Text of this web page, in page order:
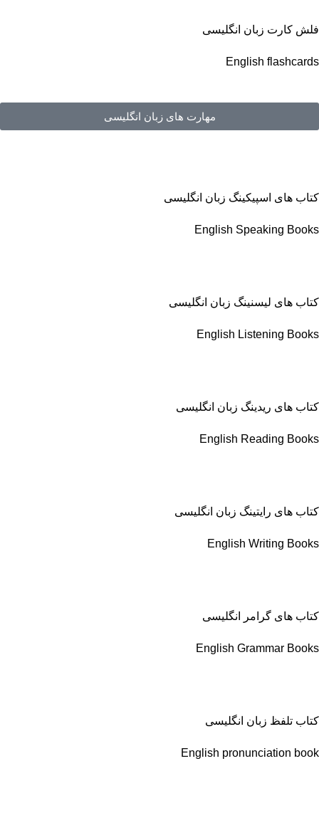
فلش کارت زبان انگلیسی
English flashcards
مهارت های زبان انگلیسی
کتاب های اسپیکینگ زبان انگلیسی
English Speaking Books
کتاب های لیسنینگ زبان انگلیسی
English Listening Books
کتاب های ریدینگ زبان انگلیسی
English Reading Books
کتاب های رایتینگ زبان انگلیسی
English Writing Books
کتاب های گرامر انگلیسی
English Grammar Books
کتاب تلفظ زبان انگلیسی
English pronunciation book